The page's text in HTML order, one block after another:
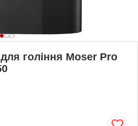
гоління Moser Pro